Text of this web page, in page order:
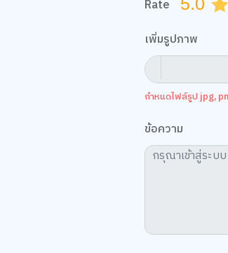
Rate
เพิ่มรูปภาพ
กำหนดไฟล์รูป jpg,
ข้อความ